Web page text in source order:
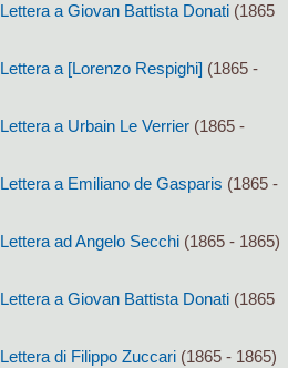
Lettera a Giovan Battista Donati (1865
Lettera a [Lorenzo Respighi] (1865 -
Lettera a Urbain Le Verrier (1865 -
Lettera a Emiliano de Gasparis (1865 -
Lettera ad Angelo Secchi (1865 - 1865)
Lettera a Giovan Battista Donati (1865
Lettera di Filippo Zuccari (1865 - 1865)